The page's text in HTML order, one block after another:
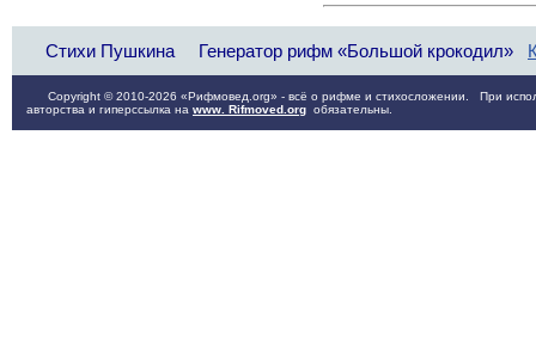
Стихи Пушкина Генератор рифм «Большой крокодил»
Copyright © 2010-2026 «Рифмовед.org» - всё о рифме и стихосложении. При
авторства и гиперссылка на www. Rifmoved.org обязательны.